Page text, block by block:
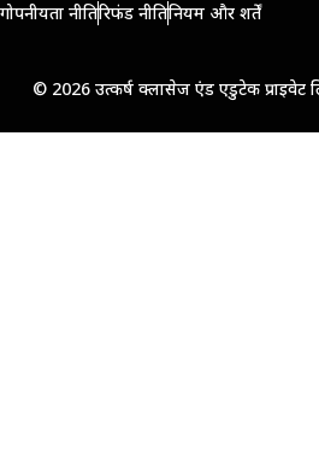
गोपनीयता नीतिरिफंड नीतिनियम और शर्तें
© 2026 उत्कर्ष क्लासेज एंड एडुटेक प्राइवेट